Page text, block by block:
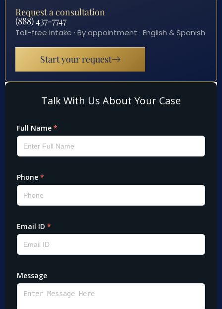
Request a consultation
(888) 437-7747
Toll-free intake · By appointment · English & Spanish
Start your request